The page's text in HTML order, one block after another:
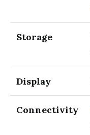
Storage
Display
Connectivity